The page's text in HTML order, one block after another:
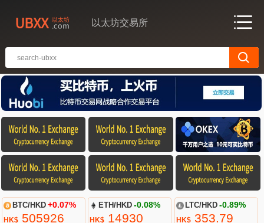
以太坊交易所
BTC/HKD +0.07%
HK$505926
ETH/HKD -0.08%
HK$ 14930
LTC/HKD -0.89%
HK$353.79